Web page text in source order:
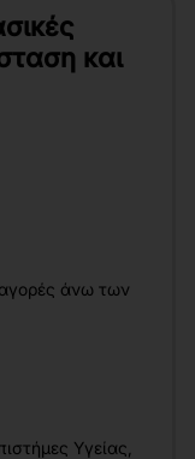
και
άνω των
Υγείας